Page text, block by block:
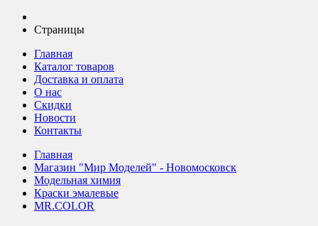
Страницы
Главная
Каталог товаров
Доставка и оплата
О нас
Скидки
Новости
Контакты
Главная
Магазин "Мир Моделей" - Новомосковск
Модельная химия
Краски эмалевые
MR.COLOR